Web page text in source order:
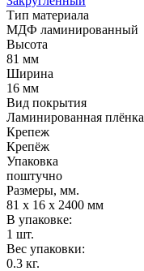
Тип материала
МДФ ламинированный
Высота
81 мм
Ширина
16 мм
Вид покрытия
Ламинированная плёнка
Крепеж
Крепёж
Упаковка
поштучно
Размеры, мм.
81 х 16 х 2400 мм
В упаковке:
1 шт.
Вес упаковки:
0.3 кг.